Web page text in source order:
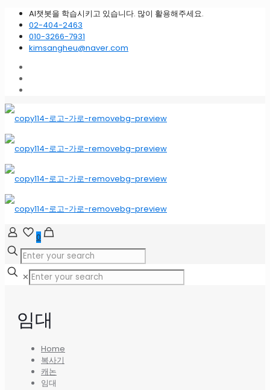
AI챗봇을 학습시키고 있습니다. 많이 활용해주세요.
02-404-2463
010-3266-7931
kimsangheu@naver.com
0
✕
임대
Home
복사기
캐논
임대